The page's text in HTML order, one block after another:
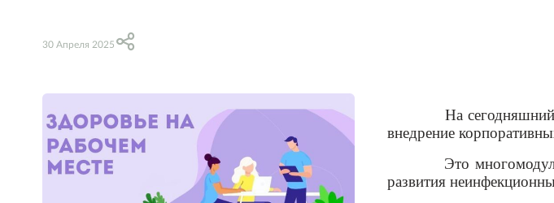
30 Апреля 2025
На сегодняшний
внедрение
Это многомодульные
развития